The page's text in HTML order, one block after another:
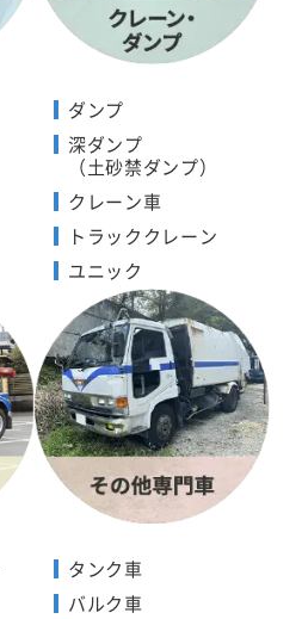
ダンプ
深ダンプ
（土砂禁ダンプ）
クレーン車
トラッククレーン
ユニック
タンク車
バルク車